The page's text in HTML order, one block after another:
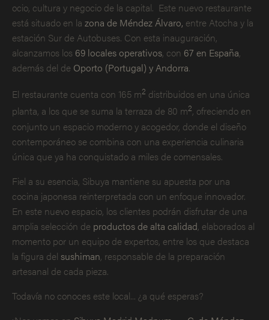
ocio, cultura y negocio de la capital. Este nuevo restaurante
está situado en la zona de Méndez Álvaro, entre Atocha y la
estación Sur de Autobuses. Con esta inauguración,
alcanzamos los 69 locales operativos, con 67 en España,
además del de Oporto (Portugal) y Andorra.
El restaurante cuenta con 165 m2 distribuidos en una única
planta, a los que se suma la terraza de 80 m2, ofreciendo en
conjunto un espacio moderno y acogedor, donde el diseño
contemporáneo se combina con una experiencia culinaria
única que ya ha conquistado a miles de comensales.
Fiel a su esencia, Sibuya mantiene su apuesta por una
cocina japonesa reinterpretada con un enfoque innovador.
En este nuevo espacio, los clientes podrán disfrutar de una
amplia selección de productos de alta calidad, elaborados al
momento por un equipo de expertos, entre los que destaca
la figura del sushiman, responsable de la preparación
artesanal de cada pieza.
Todavía no conoces este local... ¿a qué esperas?